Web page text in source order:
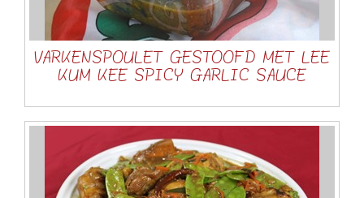
VARKENSPOULET GESTOOFD MET LEE
KUM KEE SPICY GARLIC SAUCE